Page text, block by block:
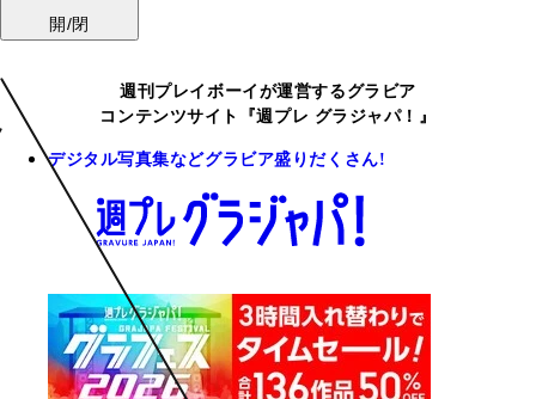
開/閉
週刊プレイボーイが運営するグラビア
コンテンツサイト『週プレ グラジャパ！』
デジタル写真集などグラビア盛りだくさん!